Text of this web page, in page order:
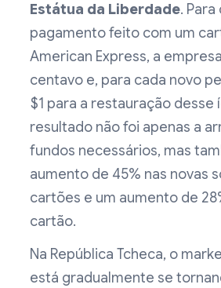
Estátua da Liberdade. Para
pagamento feito com um
American Express, a
centavo e, para cada novo
$1 para a restauração desse
resultado não foi apenas a
fundos necessários, mas
aumento de 45% nas novas
cartões e um aumento de
cartão.
Na República Tcheca, o
está gradualmente se